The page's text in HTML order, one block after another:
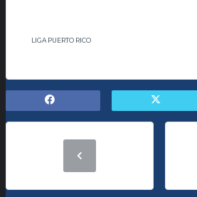
LIGA PUERTO RICO